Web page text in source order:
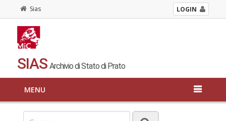
Sias LOGIN
SIAS Archivio di Stato di Prato
MENU